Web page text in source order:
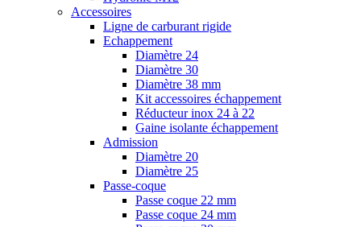
Accessoires
Ligne de carburant rigide
Echappement
Diamètre 24
Diamètre 30
Diamètre 38 mm
Kit accessoires échappement
Réducteur inox 24 à 22
Gaine isolante échappement
Admission
Diamètre 20
Diamètre 25
Passe-coque
Passe coque 22 mm
Passe coque 24 mm